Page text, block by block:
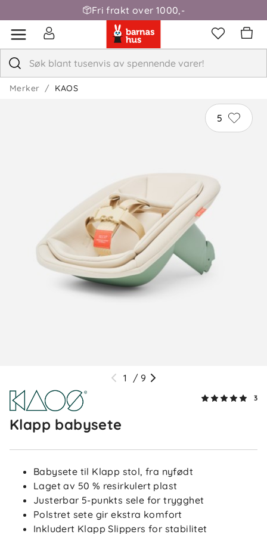
Fri frakt over 1000,-
Merker KAOS
5
1 / 9
3
Klapp babysete
Babysete til Klapp stol, fra nyfødt
Laget av 50 % resirkulert plast
Justerbar 5-punkts sele for trygghet
Polstret sete gir ekstra komfort
Inkludert Klapp Slippers for stabilitet